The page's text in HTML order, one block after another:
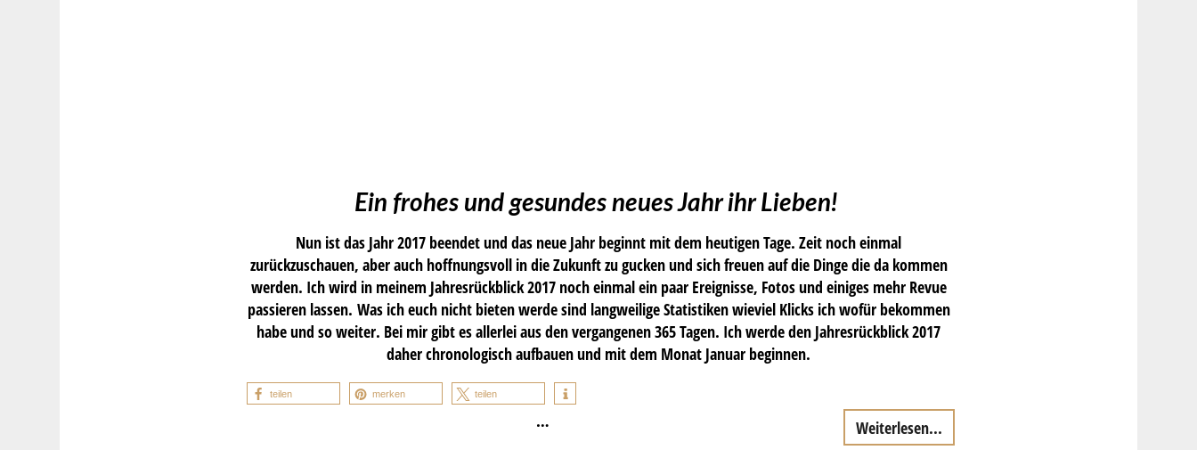
Ein frohes und gesundes neues Jahr ihr Lieben!
Nun ist das Jahr 2017 beendet und das neue Jahr beginnt mit dem heutigen Tage. Zeit noch einmal
zurückzuschauen, aber auch hoffnungsvoll in die Zukunft zu gucken und sich freuen auf die Dinge die da kommen
werden. Ich wird in meinem Jahresrückblick 2017 noch einmal ein paar Ereignisse, Fotos und einiges mehr Revue
passieren lassen. Was ich euch nicht bieten werde sind langweilige Statistiken wieviel Klicks ich wofür bekommen
habe und so weiter. Bei mir gibt es allerlei aus den vergangenen 365 Tagen. Ich werde den Jahresrückblick 2017
daher chronologisch aufbauen und mit dem Monat Januar beginnen.
teilen merken teilen
… Weiterlesen...